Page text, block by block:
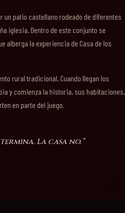
un patio castellano rodeado de diferentes
iglesia. Dentro de este conjunto se
alberga la experiencia de Casa de los
rural tradicional. Cuando llegan los
y comienza la historia, sus habitaciones,
en parte del juego.
La casa no.”